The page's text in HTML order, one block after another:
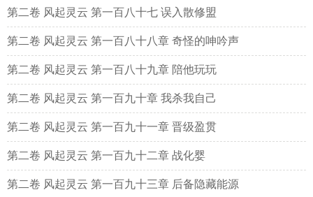
第二卷 风起灵云 第一百八十七 误入散修盟
第二卷 风起灵云 第一百八十八章 奇怪的呻吟声
第二卷 风起灵云 第一百八十九章 陪他玩玩
第二卷 风起灵云 第一百九十章 我杀我自己
第二卷 风起灵云 第一百九十一章 晋级盈贯
第二卷 风起灵云 第一百九十二章 战化婴
第二卷 风起灵云 第一百九十三章 后备隐藏能源